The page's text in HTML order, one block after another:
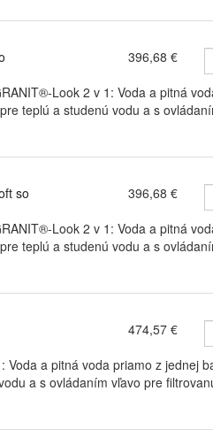
396,68 €
Look 2 v 1: Voda a pitná
teplú a studenú vodu a s
so
396,68 €
Look 2 v 1: Voda a pitná
teplú a studenú vodu a s
474,57 €
Voda a pitná voda priamo z jednej
a s ovládaním vľavo pre